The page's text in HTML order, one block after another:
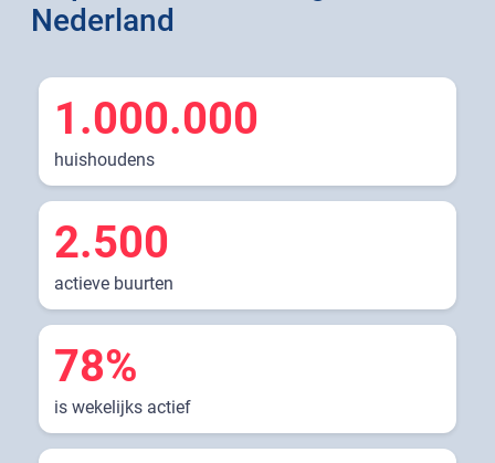
Nederland
1.000.000
huishoudens
2.500
actieve buurten
78%
is wekelijks actief